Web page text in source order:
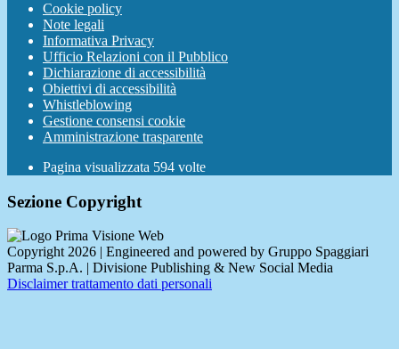
Cookie policy
Note legali
Informativa Privacy
Ufficio Relazioni con il Pubblico
Dichiarazione di accessibilità
Obiettivi di accessibilità
Whistleblowing
Gestione consensi cookie
Amministrazione trasparente
Pagina visualizzata 594 volte
Sezione Copyright
Copyright 2026 | Engineered and powered by Gruppo Spaggiari
Parma S.p.A. | Divisione Publishing & New Social Media
Disclaimer trattamento dati personali